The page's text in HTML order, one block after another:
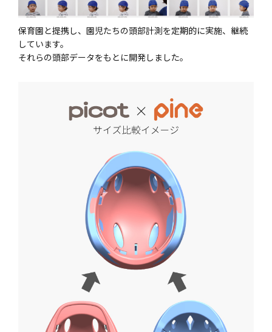
保育園と提携し、園児たちの頭部計測を定期的に実施、継続
しています。
それらの頭部データをもとに開発しました。